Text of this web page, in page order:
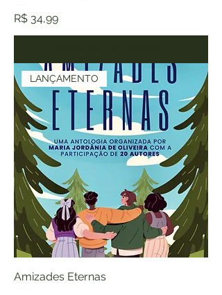
Preço
R$ 34,99
LANÇAMENTO
Amizades Eternas